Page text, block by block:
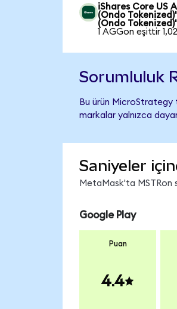
iShares Core US
(Ondo
(Ondo
1 AGGon eşittir
Sorumluluk
Bu ürün MicroStrategy
markalar yalnızca
Saniyeler
MetaMask'ta MSTRon
Google Play
Puan
4.4